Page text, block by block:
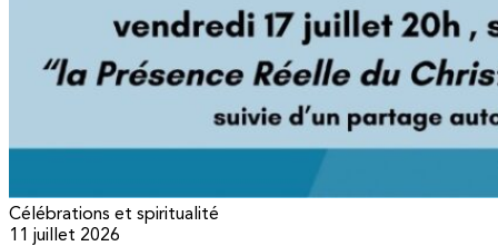
Célébrations et spiritualité
11 juillet 2026